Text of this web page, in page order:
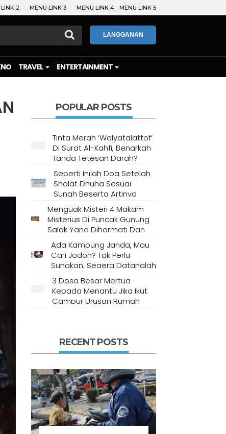
2 MENU LINK 3 MENU LINK 4 MENU LINK 5
LANGGANAN
TRAVEL ENTERTAINMENT
POPULAR POSTS
Tinta Merah ‘Walyatalattof’
Di Surat Al-Kahfi, Benarkah
Tanda Tetesan Darah?
Seperti Inilah Doa Setelah
Sholat Dhuha Sesuai
Sunah Beserta Artinya
Menguak Misteri 4 Makam
Misterius Di Puncak Gunung
Salak Yang Dihormati Dan
Dianggap Tempat Suci Oleh
Masyarakat Setempat
Ada Kampung Janda, Mau
Cari Jodoh? Tak Perlu
Sungkan, Segera Datanglah
Ke Desa Ini
3 Dosa Besar Mertua
Kepada Menantu Jika Ikut
Campur Urusan Rumah
RECENT POSTS